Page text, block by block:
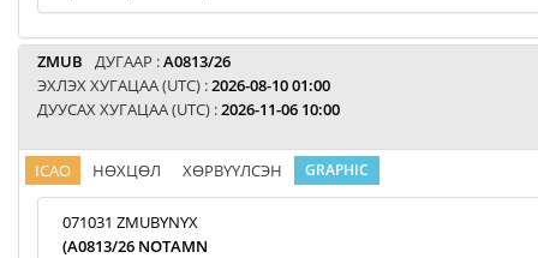
ZMUB ДУГААР :A0813/26
ЭХЛЭХ ХУГАЦАА (UTC) :2026-08-10 01:00
ДУУСАХ ХУГАЦАА (UTC) :2026-11-06 10:00
ICAO НӨХЦӨЛ ХӨРВҮҮЛСЭН GRAPHIC
071031 ZMUBYNYX
(A0813/26 NOTAMN